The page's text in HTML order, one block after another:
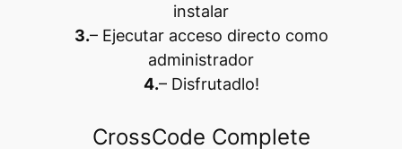
instalar
3.– Ejecutar acceso directo como
administrador
4.– Disfrutadlo!
CrossCode Complete